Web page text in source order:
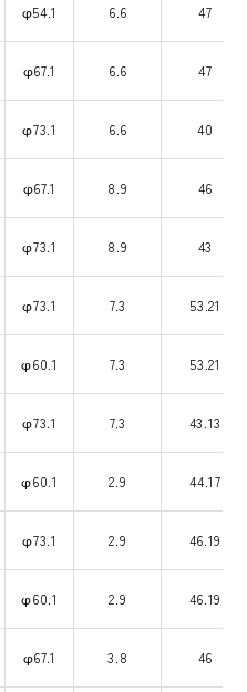
φ54.1 6.6 47
φ67.1 6.6 47
φ73.1 6.6 40
φ67.1 8.9 46
φ73.1 8.9 43
φ73.1 7.3 53.21
φ60.1 7.3 53.21
φ73.1 7.3 43.13
φ60.1 2.9 44.17
φ73.1 2.9 46.19
φ60.1 2.9 46.19
φ67.1 3.8 46